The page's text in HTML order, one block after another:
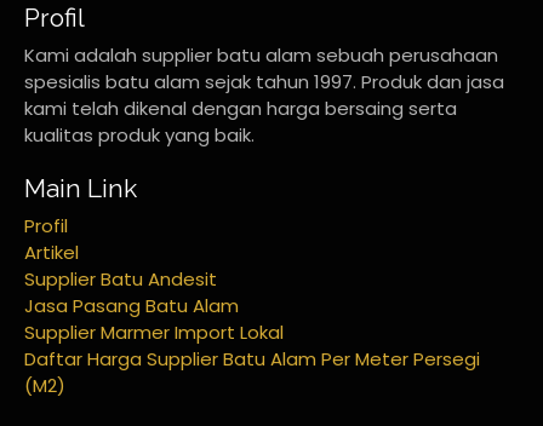
Profil
Kami adalah supplier batu alam sebuah perusahaan
spesialis batu alam sejak tahun 1997. Produk dan jasa
kami telah dikenal dengan harga bersaing serta
kualitas produk yang baik.
Main Link
Profil
Artikel
Supplier Batu Andesit
Jasa Pasang Batu Alam
Supplier Marmer Import Lokal
Daftar Harga Supplier Batu Alam Per Meter Persegi
(M2)